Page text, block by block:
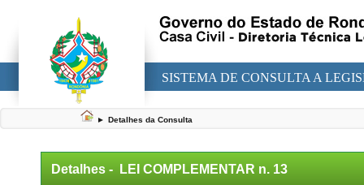
SISTEMA DE CONSULTA A
► Detalhes da Consulta
Detalhes - LEI COMPLEMENTAR n. 13